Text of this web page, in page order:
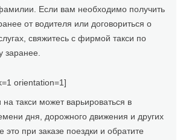
Если вам необходимо получить
от водителя или договориться о
свяжитесь с фирмой такси по
заранее.
orientation=1]
такси может варьироваться в
дня, дорожного движения и других
это при заказе поездки и обратите